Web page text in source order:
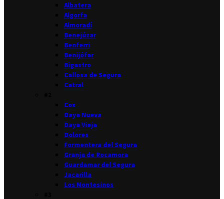
Albatera
Algorfa
Almoradí
Benejúzar
Benferri
Benijófar
Bigastro
Callosa de Segura
Catral
Cox
Daya Nueva
Daya Vieja
Dolores
Formentera del Segura
Granja de Rocamora
Guardamar del Segura
Jacarilla
Los Montesinos